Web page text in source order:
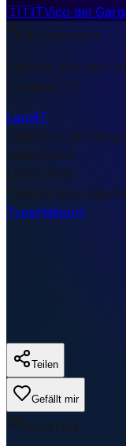
🇮🇹ITVico del
Kurzantwort
Eliporto Vico del
Gargano, IT.
LandIT
StadtVico del
Lat41.8948
Lng15.9640
TimezoneEurope/
TypeHeliport
Teilen
Gefällt mir
0Aufrufe